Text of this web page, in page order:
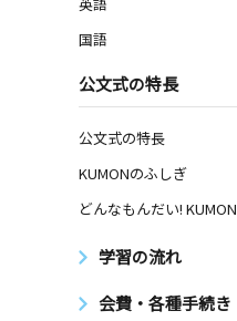
国語
公文式の特長
公文式の特長
KUMONのふしぎ
どんなもんだい! KUMON
学習の流れ
会費・各種手続き